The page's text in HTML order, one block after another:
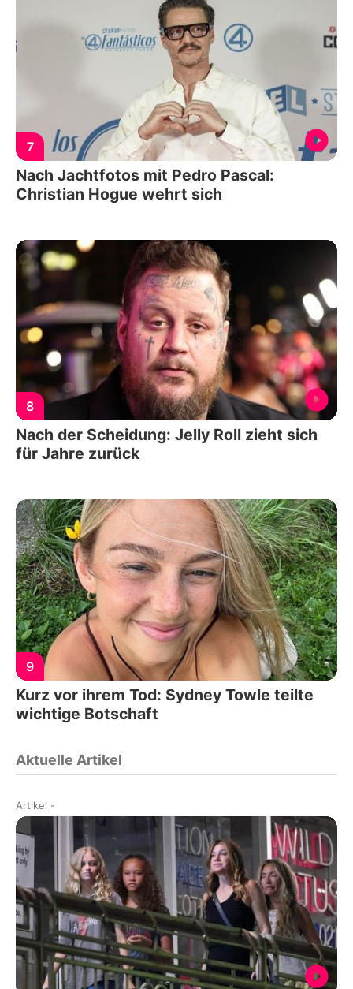
7
Nach Jachtfotos mit Pedro Pascal:
Christian Hogue wehrt sich
8
Nach der Scheidung: Jelly Roll zieht sich
für Jahre zurück
9
Kurz vor ihrem Tod: Sydney Towle teilte
wichtige Botschaft
Aktuelle Artikel
Artikel -